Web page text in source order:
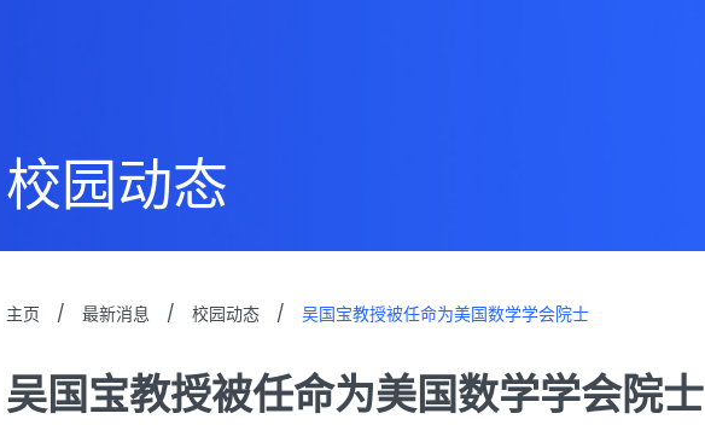
校园动态
主页 / 最新消息 / 校园动态 / 吴国宝教授被任命为美国数学学会院士
吴国宝教授被任命为美国数学学会院士